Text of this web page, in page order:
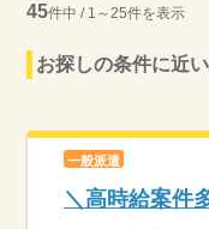
45件中 / 1～25件を表示
お探しの条件に近
一般派遣
＼高時給案件